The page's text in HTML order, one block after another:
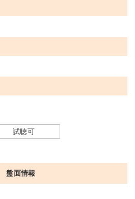
盤面情報
試聴可